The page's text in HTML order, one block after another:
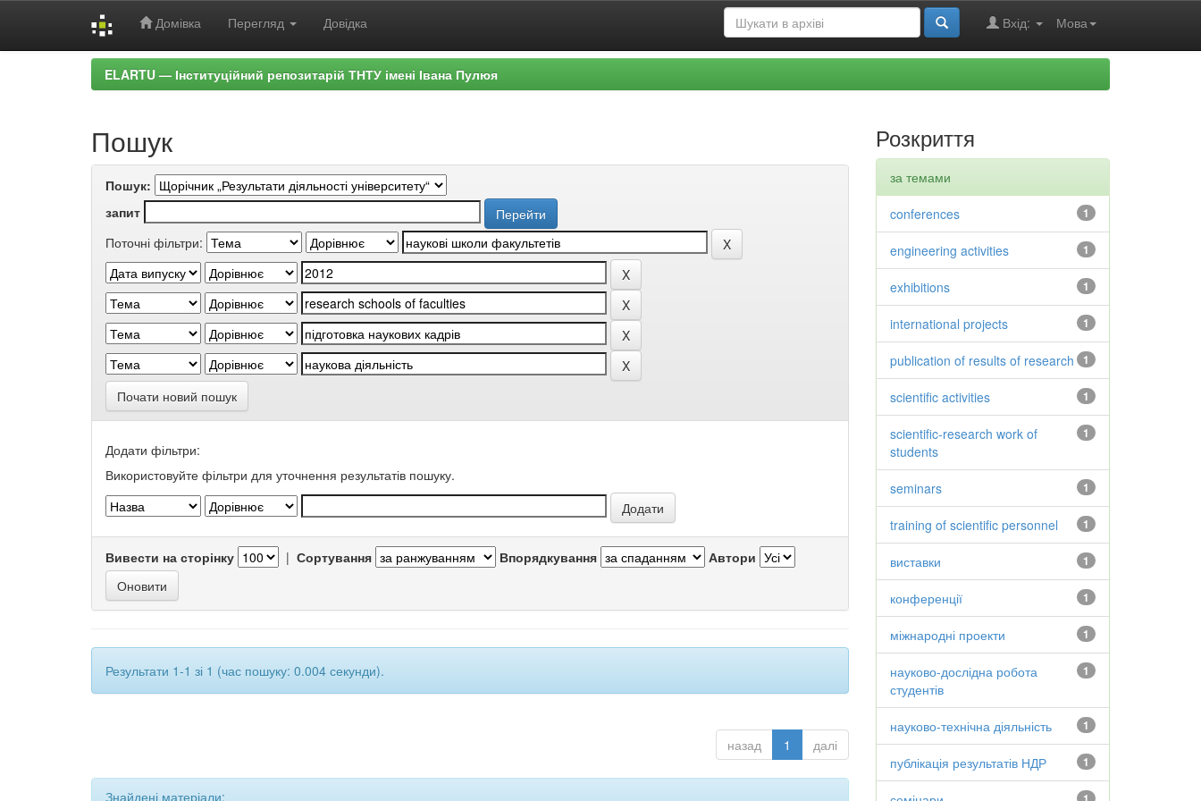
Домівка Перегляд Довідка Мова
Вхід:
ELARTU — Інституційний репозитарій ТНТУ імені Івана Пулюя
Пошук
Пошук:
запит
Поточні фільтри:
Почати новий пошук
Додати фільтри:
Використовуйте фільтри для уточнення результатів пошуку.
Вивести на сторінку | Сортування Впорядкування Автори
Результати 1-1 зі 1 (час пошуку: 0.004 секунди).
назад 1 далі
Знайдені матеріали:
Розкриття
за темами
1
conferences
1
engineering activities
1
exhibitions
1
international projects
1
publication of results of research
1
scientific activities
1
scientific-research work of
students
1
seminars
1
training of scientific personnel
1
виставки
1
конференції
1
міжнародні проекти
1
науково-дослідна робота
студентів
1
науково-технічна діяльність
1
публікація результатів НДР